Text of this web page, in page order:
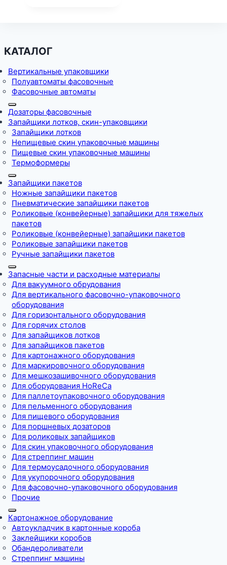
КАТАЛОГ
Вертикальные упаковщики
Полуавтоматы фасовочные
Фасовочные автоматы
Дозаторы фасовочные
Запайщики лотков, скин-упаковщики
Запайщики лотков
Непищевые скин упаковочные машины
Пищевые скин упаковочные машины
Термоформеры
Запайщики пакетов
Ножные запайщики пакетов
Пневматические запайщики пакетов
Роликовые (конвейерные) запайщики для тяжелых
пакетов
Роликовые (конвейерные) запайщики пакетов
Роликовые запайщики пакетов
Ручные запайщики пакетов
Запасные части и расходные материалы
Для вакуумного обрудования
Для вертикального фасовочно-упаковочного
оборудования
Для горизонтального оборудования
Для горячих столов
Для запайщиков лотков
Для запайщиков пакетов
Для картонажного оборудования
Для маркировочного оборудования
Для мешкозашивочного оборудования
Для оборудования HoReCa
Для паллетоупаковочного оборудования
Для пельменного оборудования
Для пищевого оборудования
Для поршневых дозаторов
Для роликовых запайщиков
Для скин упаковочного оборудования
Для стреппинг машин
Для термоусадочного оборудования
Для укупорочного оборудования
Для фасовочно-упаковочного оборудования
Прочие
Картонажное оборудование
Автоукладчик в картонные короба
Заклейщики коробов
Обандероливатели
Стреппинг машины